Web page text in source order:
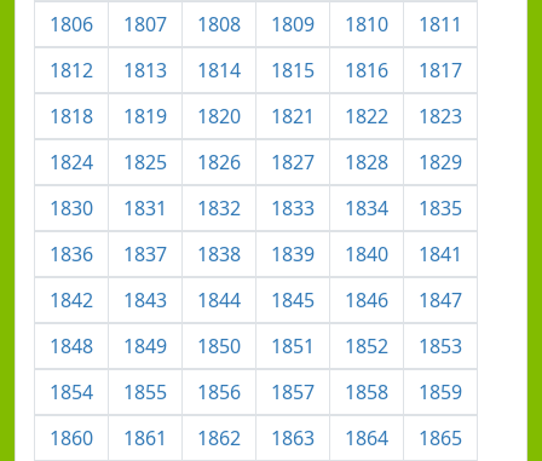
1806
1807 1808 1809 1810
1811
1812
1813 1814 1815 1816
1817
1818
1819 1820 1821 1822
1823
1824
1825 1826 1827 1828
1829
1830
1831 1832 1833 1834
1835
1836
1837 1838 1839 1840
1841
1842
1843 1844 1845 1846
1847
1848
1849 1850 1851 1852
1853
1854
1855 1856 1857 1858
1859
1860
1861 1862 1863 1864
1865